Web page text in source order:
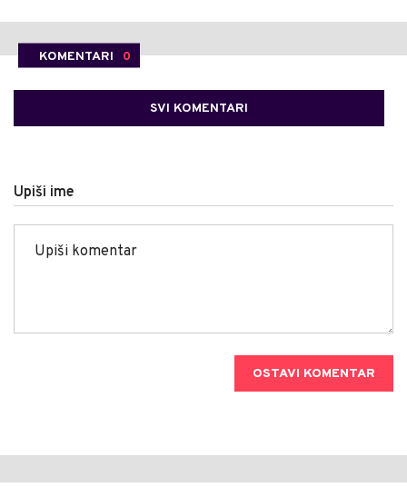
KOMENTARI 0
SVI KOMENTARI
Upiši ime
OSTAVI KOMENTAR